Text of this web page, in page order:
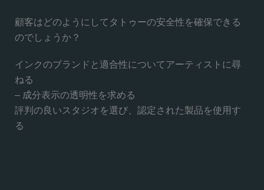
顧客はどのようにしてタトゥーの安全性を確保できる
のでしょうか？
インクのブランドと適合性についてアーティストに尋
ねる
– 成分表示の透明性を求める
評判の良いスタジオを選び、認定された製品を使用す
る